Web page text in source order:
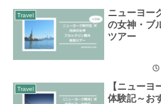
Travel
ニューヨー
の女神・ブ
ツアー
Travel
【ニュー
体験記～お